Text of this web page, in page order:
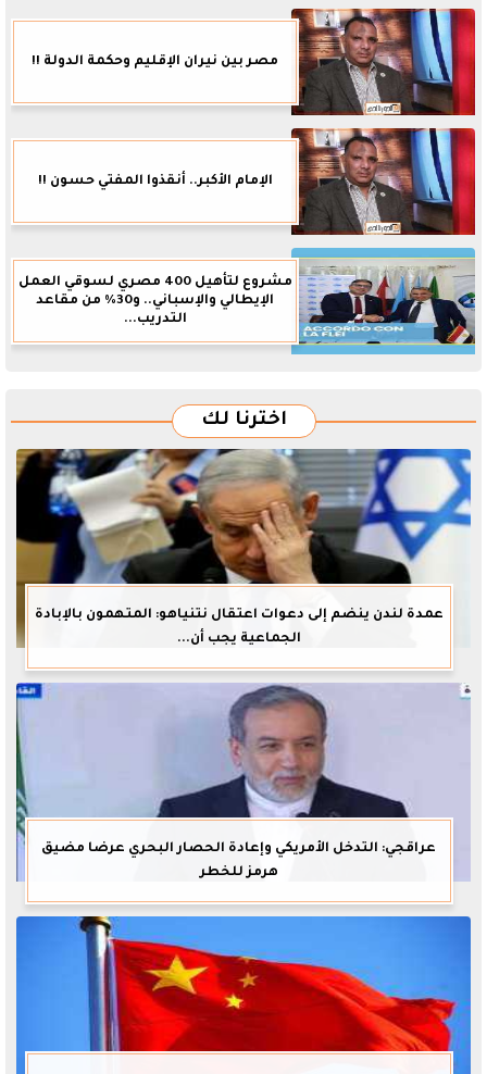
مصر بين نيران الإقليم وحكمة الدولة !!
الإمام الأكبر.. أنقذوا المفتي حسون !!
مشروع لتأهيل 400 مصري لسوقي العمل
الإيطالي والإسباني.. و30% من مقاعد
التدريب...
اخترنا لك
عمدة لندن ينضم إلى دعوات اعتقال نتنياهو: المتهمون بالإبادة
الجماعية يجب أن...
عراقجي: التدخل الأمريكي وإعادة الحصار البحري عرضا مضيق
هرمز للخطر